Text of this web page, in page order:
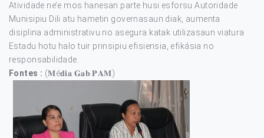
Atividade ne’e mos hanesan parte husi esforsu Autoridade
Munisipiu Dili atu hametin governasaun diak, aumenta
disiplina administrativu no asegura katak utilizasaun viatura
Estadu hotu halo tuir prinsipiu efisiensia, efikásia no
responsabilidade.
Fontes : (𝐌é𝐝𝐢𝐚 𝐆𝐚𝐛.𝐏𝐀𝐌)